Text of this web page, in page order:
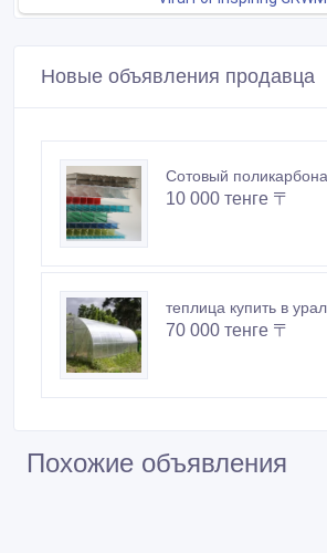
Новые объявления продавца
Сотовый
10 000 тенге 〒
теплица купить в
70 000 тенге 〒
Похожие объявления